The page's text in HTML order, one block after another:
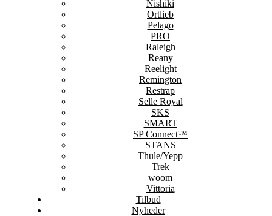
Nishiki
Ortlieb
Pelago
PRO
Raleigh
Reany
Reelight
Remington
Restrap
Selle Royal
SKS
SMART
SP Connect™
STANS
Thule/Yepp
Trek
woom
Vittoria
Tilbud
Nyheder